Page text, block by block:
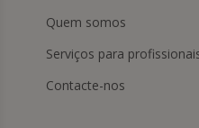
Quem somos
Serviços para
Contacte-nos